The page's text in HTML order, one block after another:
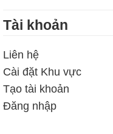
Tài khoản
Liên hệ
Cài đặt Khu vực
Tạo tài khoản
Đăng nhập